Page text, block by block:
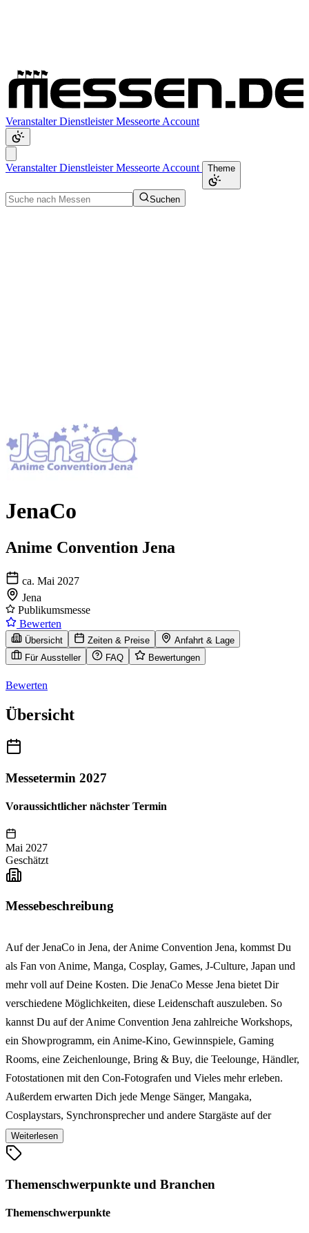
VeranstalterDienstleisterMesseorte Account
VeranstalterDienstleisterMesseorte Account Theme
Suchen
JenaCo
Anime Convention Jena
ca. Mai 2027
Jena
Publikumsmesse
Bewerten
Übersicht Zeiten & Preise
Anfahrt & Lage
Für Aussteller
FAQ Bewertungen
Bewerten
Übersicht
Messetermin 2027
Voraussichtlicher nächster Termin
Mai 2027
Geschätzt
Messebeschreibung
Auf der JenaCo in Jena, der Anime Convention Jena, kommst Du
als Fan von Anime, Manga, Cosplay, Games, J-Culture, Japan und
mehr voll auf Deine Kosten. Die JenaCo Messe Jena bietet Dir
verschiedene Möglichkeiten, diese Leidenschaft auszuleben. So
kannst Du auf der Anime Convention Jena zahlreiche Workshops,
ein Showprogramm, ein Anime-Kino, Gewinnspiele, Gaming
Rooms, eine Zeichenlounge, Bring & Buy, die Teelounge, Händler,
Fotostationen mit den Con-Fotografen und Vieles mehr erleben.
Außerdem erwarten Dich jede Menge Sänger, Mangaka,
Cosplaystars, Synchronsprecher und andere Stargäste auf der
JenaCo in Jena. Wir freuen uns auf Dich!
Weiterlesen
Themenschwerpunkte und Branchen
Themenschwerpunkte